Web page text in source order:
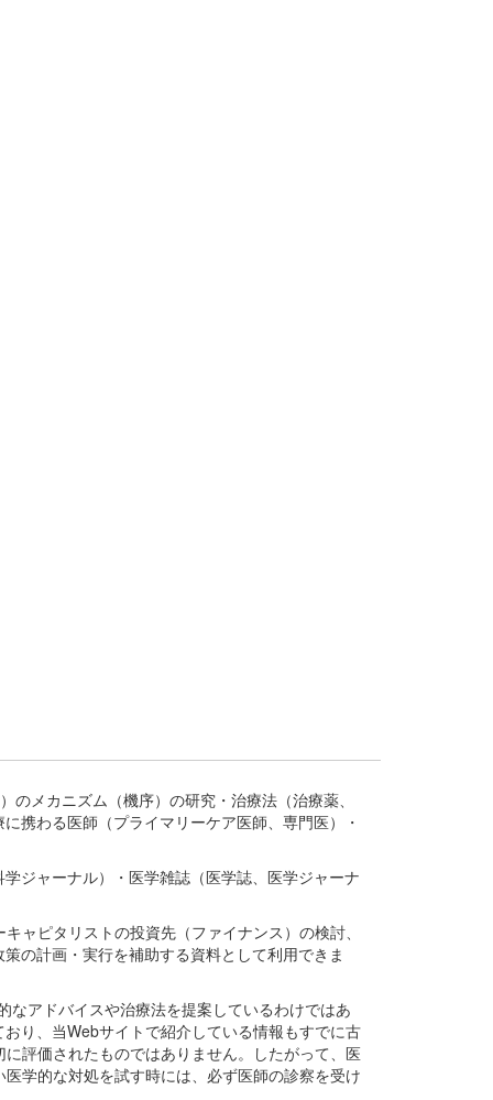
メカニズム（機序）の研究・治療法（治療薬、
携わる医師（プライマリーケア医師、専門医）・
ジャーナル）・医学雑誌（医学誌、医学ジャーナ
ャピタリストの投資先（ファイナンス）の検討、
の計画・実行を補助する資料として利用できま
アドバイスや治療法を提案しているわけではあ
り、当Webサイトで紹介している情報もすでに古
評価されたものではありません。したがって、医
学的な対処を試す時には、必ず医師の診察を受け